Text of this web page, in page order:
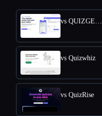
vs QUIZGECKO
vs Quizwhiz
vs QuizRise